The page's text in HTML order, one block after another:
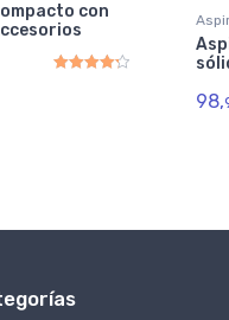
con
98,